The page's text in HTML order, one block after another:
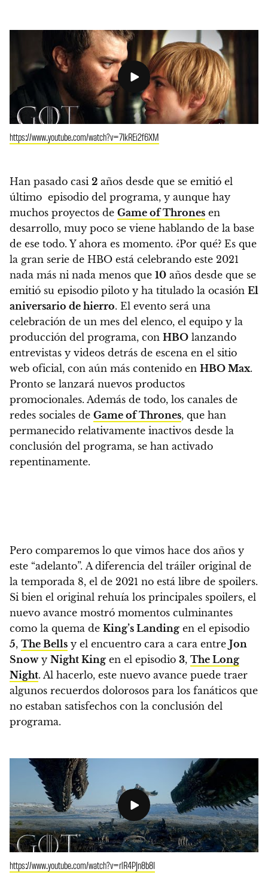
https://www.youtube.com/watch?v=7IkREi2f6XM
Han pasado casi 2 años desde que se emitió el
último episodio del programa, y ​​aunque hay
muchos proyectos de Game of Thrones en
desarrollo, muy poco se viene hablando de la base
de ese todo. Y ahora es momento. ¿Por qué? Es que
la gran serie de HBO está celebrando este 2021
nada más ni nada menos que 10 años desde que se
emitió su episodio piloto y ha titulado la ocasión El
aniversario de hierro. El evento será una
celebración de un mes del elenco, el equipo y la
producción del programa, con HBO lanzando
entrevistas y videos detrás de escena en el sitio
web oficial, con aún más contenido en HBO Max.
Pronto se lanzará nuevos productos
promocionales. Además de todo, los canales de
redes sociales de Game of Thrones, que han
permanecido relativamente inactivos desde la
conclusión del programa, se han activado
repentinamente.
Pero comparemos lo que vimos hace dos años y
este “adelanto”. A diferencia del tráiler original de
la temporada 8, el de 2021 no está libre de spoilers.
Si bien el original rehuía los principales spoilers, el
nuevo avance mostró momentos culminantes
como la quema de King’s Landing en el episodio
5, The Bells y el encuentro cara a cara entre Jon
Snowy Night King en el episodio 3, The Long
Night. Al hacerlo, este nuevo avance puede traer
algunos recuerdos dolorosos para los fanáticos que
no estaban satisfechos con la conclusión del
programa.
https://www.youtube.com/watch?v=rlR4PJn8b8I